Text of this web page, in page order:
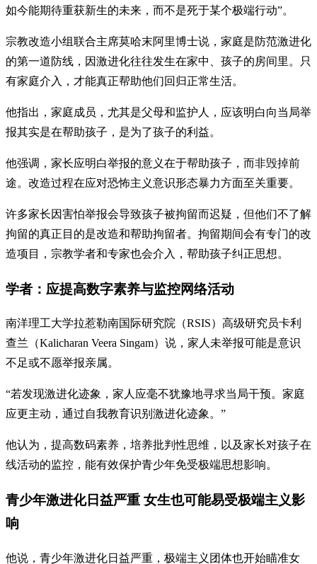
如今能期待重获新生的未来，而不是死于某个极端行动”。
宗教改造小组联合主席莫哈末阿里博士说，家庭是防范激进化
的第一道防线，因激进化往往发生在家中、孩子的房间里。只
有家庭介入，才能真正帮助他们回归正常生活。
他指出，家庭成员，尤其是父母和监护人，应该明白向当局举
报其实是在帮助孩子，是为了孩子的利益。
他强调，家长应明白举报的意义在于帮助孩子，而非毁掉前
途。改造过程在应对恐怖主义意识形态暴力方面至关重要。
许多家长因害怕举报会导致孩子被拘留而迟疑，但他们不了解
拘留的真正目的是改造和帮助拘留者。拘留期间会有专门的改
造项目，宗教学者和专家也会介入，帮助孩子纠正思想。
学者：应提高数字素养与监控网络活动
南洋理工大学拉惹勒南国际研究院（RSIS）高级研究员卡利
查兰（Kalicharan Veera Singam）说，家人未举报可能是意识
不足或不愿举报亲属。
“若发现激进化迹象，家人应毫不犹豫地寻求当局干预。家庭
应更主动，通过自我教育识别激进化迹象。”
他认为，提高数码素养，培养批判性思维，以及家长对孩子在
线活动的监控，能有效保护青少年免受极端思想影响。
青少年激进化日益严重 女生也可能易受极端主义影
响
他说，青少年激进化日益严重，极端主义团体也开始瞄准女